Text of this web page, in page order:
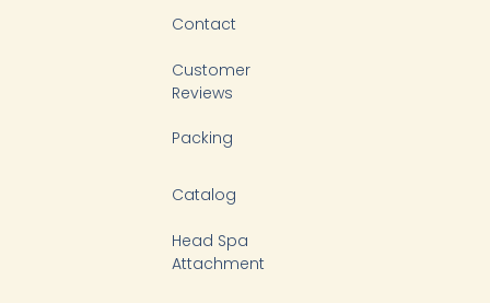
Contact
Customer
Reviews
Packing
Catalog
Head Spa
Attachment